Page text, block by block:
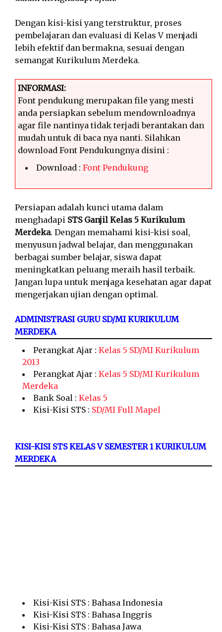
Dengan kisi-kisi yang terstruktur, proses
pembelajaran dan evaluasi di Kelas V menjadi
lebih efektif dan bermakna, sesuai dengan
semangat Kurikulum Merdeka.
INFORMASI:
Font pendukung merupakan file yang mesti
anda persiapkan sebelum mendownloadnya
agar file nantinya tidak terjadi berantakan dan
mudah untuk di baca nya nanti. Silahkan
download Font Pendukungnya disini :
Download : Font Pendukung
Persiapan adalah kunci utama dalam
menghadapi STS Ganjil Kelas 5 Kurikulum
Merdeka. Dengan memahami kisi-kisi soal,
menyusun jadwal belajar, dan menggunakan
berbagai sumber belajar, siswa dapat
meningkatkan peluang meraih hasil terbaik.
Jangan lupa untuk menjaga kesehatan agar dapat
mengerjakan ujian dengan optimal.
ADMINISTRASI GURU SD/MI KURIKULUM
MERDEKA
Perangkat Ajar : Kelas 5 SD/MI Kurikulum
2013
Perangkat Ajar : Kelas 5 SD/MI Kurikulum
Merdeka
Bank Soal : Kelas 5
Kisi-Kisi STS : SD/MI Full Mapel
KISI-KISI STS KELAS V SEMESTER 1 KURIKULUM
MERDEKA
Kisi-Kisi STS : Bahasa Indonesia
Kisi-Kisi STS : Bahasa Inggris
Kisi-Kisi STS : Bahasa Jawa